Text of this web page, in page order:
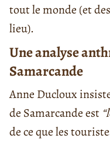
tout le monde (et
lieu).
Une analyse
Samarcande
Anne Ducloux
de Samarcande est
de ce que les